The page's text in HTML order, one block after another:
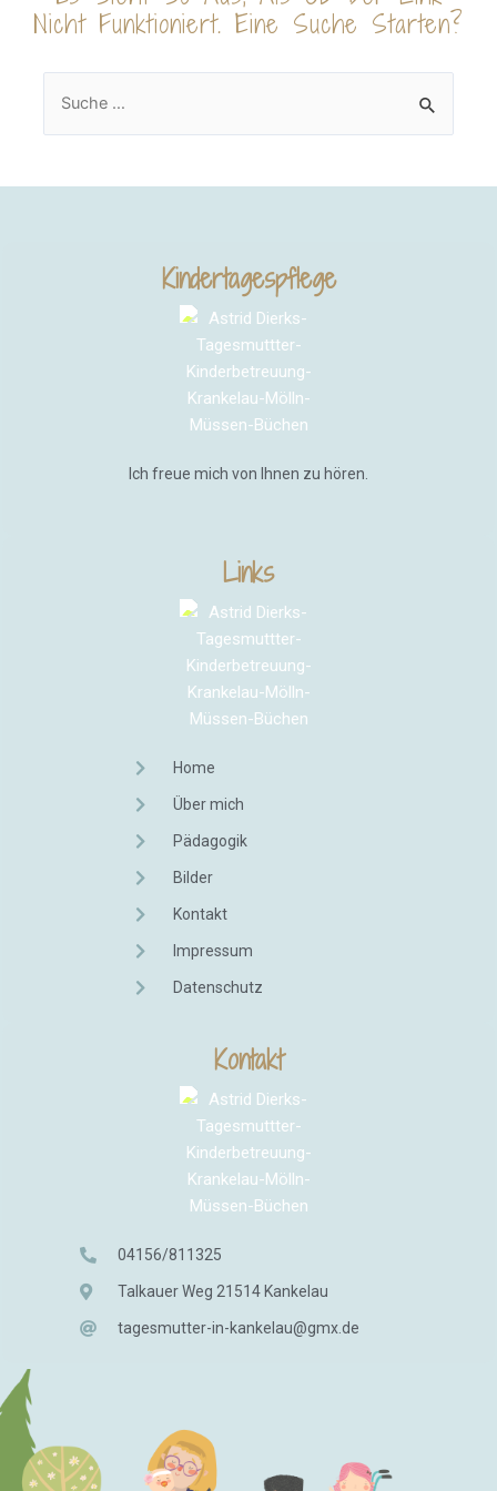
Nicht Funktioniert. Eine Suche Starten?
Kindertagespflege
Ich freue mich von Ihnen zu hören.
Links
Home
Über mich
Pädagogik
Bilder
Kontakt
Impressum
Datenschutz
Kontakt
04156/811325
Talkauer Weg 21514 Kankelau
tagesmutter-in-kankelau@gmx.de